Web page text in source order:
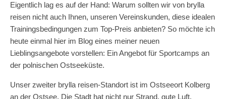
Eigentlich lag es auf der Hand: Warum sollten wir von brylla
reisen nicht auch Ihnen, unseren Vereinskunden, diese idealen
Trainingsbedingungen zum Top-Preis anbieten? So möchte ich
heute einmal hier im Blog eines meiner neuen
Lieblingsangebote vorstellen: Ein Angebot für Sportcamps an
der polnischen Ostseeküste.
Unser zweiter brylla reisen-Standort ist im Ostseeort Kolberg
an der Ostsee. Die Stadt hat nicht nur Strand, gute Luft,